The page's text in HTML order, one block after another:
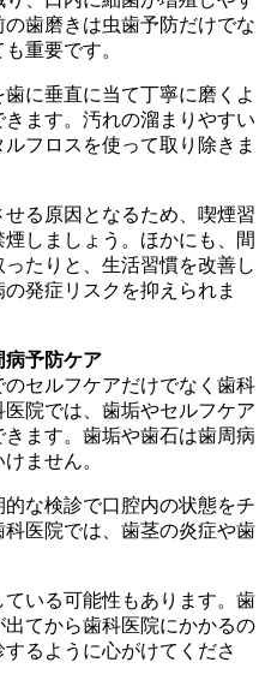
歯磨きは虫歯予防だけでな
重要です。
に垂直に当て丁寧に磨くよ
ます。汚れの溜まりやすい
フロスを使って取り除きま
る原因となるため、喫煙習
しましょう。ほかにも、間
たりと、生活習慣を改善し
発症リスクを抑えられま
病予防ケア
セルフケアだけでなく歯科
院では、歯垢やセルフケア
ます。歯垢や歯石は歯周病
ません。
な検診で口腔内の状態をチ
医院では、歯茎の炎症や歯
いる可能性もあります。歯
てから歯科医院にかかるの
るように心がけてくださ